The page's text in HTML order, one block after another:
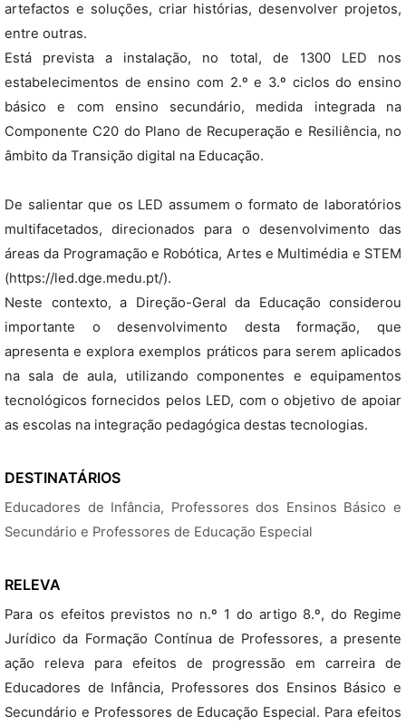
artefactos e soluções, criar histórias, desenvolver projetos,
entre outras.
Está prevista a instalação, no total, de 1300 LED nos
estabelecimentos de ensino com 2.º e 3.º ciclos do ensino
básico e com ensino secundário, medida integrada na
Componente C20 do Plano de Recuperação e Resiliência, no
âmbito da Transição digital na Educação.
De salientar que os LED assumem o formato de laboratórios
multifacetados, direcionados para o desenvolvimento das
áreas da Programação e Robótica, Artes e Multimédia e STEM
(https://led.dge.medu.pt/).
Neste contexto, a Direção-Geral da Educação considerou
importante o desenvolvimento desta formação, que
apresenta e explora exemplos práticos para serem aplicados
na sala de aula, utilizando componentes e equipamentos
tecnológicos fornecidos pelos LED, com o objetivo de apoiar
as escolas na integração pedagógica destas tecnologias.
DESTINATÁRIOS
Educadores de Infância, Professores dos Ensinos Básico e
Secundário e Professores de Educação Especial
RELEVA
Para os efeitos previstos no n.º 1 do artigo 8.º, do Regime
Jurídico da Formação Contínua de Professores, a presente
ação releva para efeitos de progressão em carreira de
Educadores de Infância, Professores dos Ensinos Básico e
Secundário e Professores de Educação Especial. Para efeitos